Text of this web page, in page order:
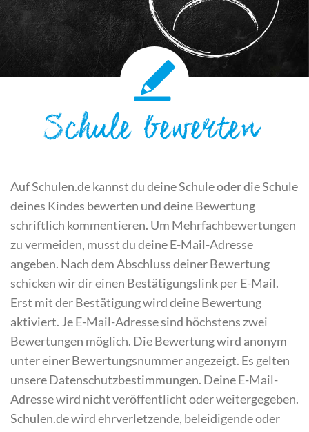
Schule bewerten
Auf Schulen.de kannst du deine Schule oder die Schule
deines Kindes bewerten und deine Bewertung
schriftlich kommentieren. Um Mehrfachbewertungen
zu vermeiden, musst du deine E-Mail-Adresse
angeben. Nach dem Abschluss deiner Bewertung
schicken wir dir einen Bestätigungslink per E-Mail.
Erst mit der Bestätigung wird deine Bewertung
aktiviert. Je E-Mail-Adresse sind höchstens zwei
Bewertungen möglich. Die Bewertung wird anonym
unter einer Bewertungsnummer angezeigt. Es gelten
unsere Datenschutzbestimmungen. Deine E-Mail-
Adresse wird nicht veröffentlicht oder weitergegeben.
Schulen.de wird ehrverletzende, beleidigende oder